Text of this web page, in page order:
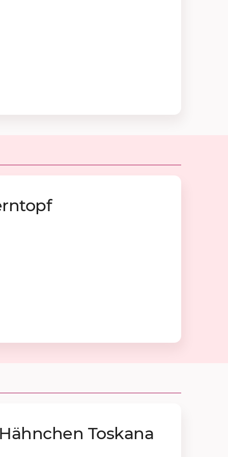
Tos­ka­na